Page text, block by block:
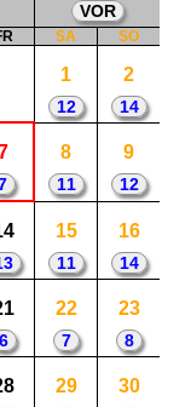
VOR
SA SO
1
12
2
14
8
11
9
12
15
11
16
14
6
22
7
23
8
29 30